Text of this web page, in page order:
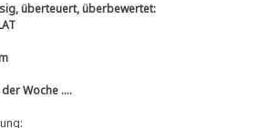
überteuert, überbewertet:
Woche ....